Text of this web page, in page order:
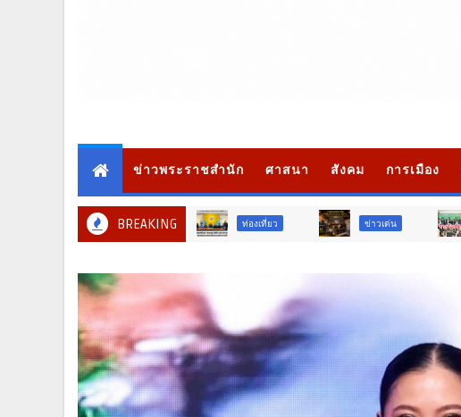
ข่าวพระราชสำนัก ศาสนา สังคม การเมือง
BREAKING
ท่องเที่ยว วืจัย นวัตกรรม